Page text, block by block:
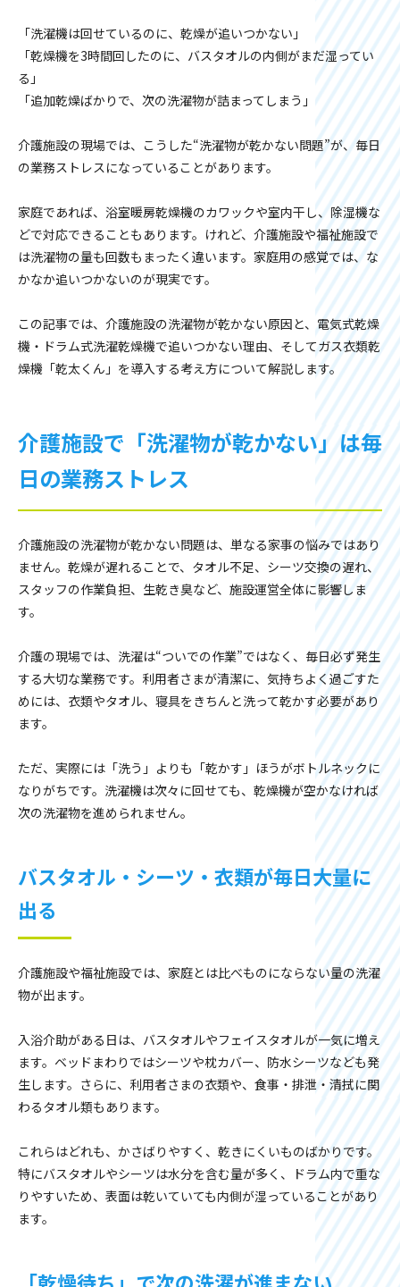
「洗濯機は回せているのに、乾燥が追いつかない」
「乾燥機を3時間回したのに、バスタオルの内側がまだ湿ってい
る」
「追加乾燥ばかりで、次の洗濯物が詰まってしまう」
介護施設の現場では、こうした“洗濯物が乾かない問題”が、毎日
の業務ストレスになっていることがあります。
家庭であれば、浴室暖房乾燥機のカワックや室内干し、除湿機な
どで対応できることもあります。けれど、介護施設や福祉施設で
は洗濯物の量も回数もまったく違います。家庭用の感覚では、な
かなか追いつかないのが現実です。
この記事では、介護施設の洗濯物が乾かない原因と、電気式乾燥
機・ドラム式洗濯乾燥機で追いつかない理由、そしてガス衣類乾
燥機「乾太くん」を導入する考え方について解説します。
介護施設で「洗濯物が乾かない」は毎
日の業務ストレス
介護施設の洗濯物が乾かない問題は、単なる家事の悩みではあり
ません。乾燥が遅れることで、タオル不足、シーツ交換の遅れ、
スタッフの作業負担、生乾き臭など、施設運営全体に影響しま
す。
介護の現場では、洗濯は“ついでの作業”ではなく、毎日必ず発生
する大切な業務です。利用者さまが清潔に、気持ちよく過ごすた
めには、衣類やタオル、寝具をきちんと洗って乾かす必要があり
ます。
ただ、実際には「洗う」よりも「乾かす」ほうがボトルネックに
なりがちです。洗濯機は次々に回せても、乾燥機が空かなければ
次の洗濯物を進められません。
バスタオル・シーツ・衣類が毎日大量に
出る
介護施設や福祉施設では、家庭とは比べものにならない量の洗濯
物が出ます。
入浴介助がある日は、バスタオルやフェイスタオルが一気に増え
ます。ベッドまわりではシーツや枕カバー、防水シーツなども発
生します。さらに、利用者さまの衣類や、食事・排泄・清拭に関
わるタオル類もあります。
これらはどれも、かさばりやすく、乾きにくいものばかりです。
特にバスタオルやシーツは水分を含む量が多く、ドラム内で重な
りやすいため、表面は乾いていても内側が湿っていることがあり
ます。